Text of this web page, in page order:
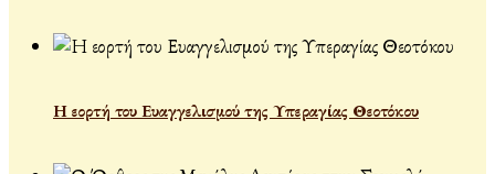
Η εορτή του Ευαγγελισμού της Υπεραγίας Θεοτόκου